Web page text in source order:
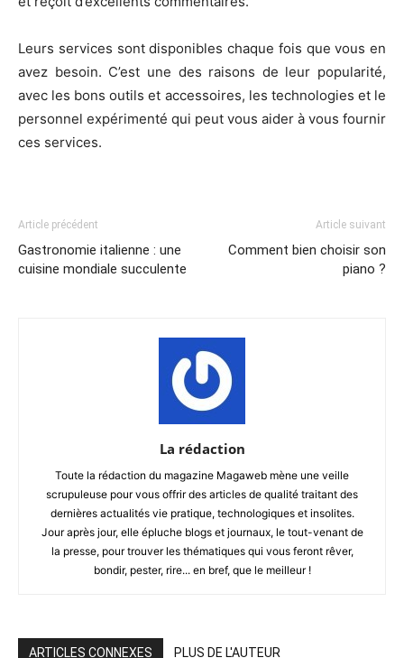
Leurs services sont disponibles chaque fois que vous en
avez besoin. C’est une des raisons de leur popularité,
avec les bons outils et accessoires, les technologies et le
personnel expérimenté qui peut vous aider à vous fournir
ces services.
Article précédent
Gastronomie italienne : une
cuisine mondiale succulente
Article suivant
Comment bien choisir son
piano ?
La rédaction
Toute la rédaction du magazine Magaweb mène une veille
scrupuleuse pour vous offrir des articles de qualité traitant des
dernières actualités vie pratique, technologiques et insolites.
Jour après jour, elle épluche blogs et journaux, le tout-venant de
la presse, pour trouver les thématiques qui vous feront rêver,
bondir, pester, rire... en bref, que le meilleur !
ARTICLES CONNEXES PLUS DE L'AUTEUR